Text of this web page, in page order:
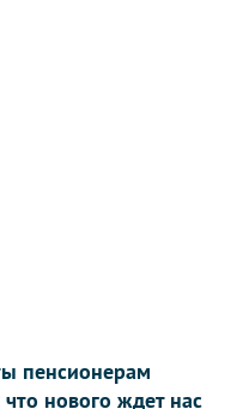
пенсионерам
нового ждет нас